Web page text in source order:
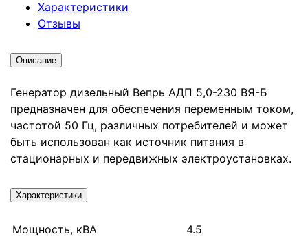
Характеристики
Отзывы
Описание
Генератор дизельный Вепрь АДП 5,0-230 ВЯ-Б
предназначен для обеспечения переменным током,
частотой 50 Гц, различных потребителей и может
быть использован как источник питания в
стационарных и передвижных электроустановках.
Характеристики
Мощность, кВА
4.5